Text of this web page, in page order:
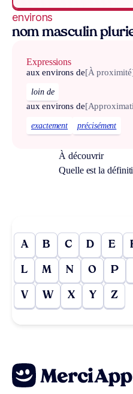
environs
nom masculin
Expressions
aux environs de[À
loin de
aux environs de
exactement précisément
À découvrir
Quelle est la
A B C D E
L M N O P
V W X Y Z